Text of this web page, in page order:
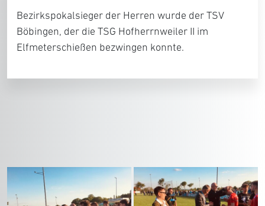
Bezirkspokalsieger der Herren wurde der TSV
Böbingen, der die TSG Hofherrnweiler II im
Elfmeterschießen bezwingen konnte.